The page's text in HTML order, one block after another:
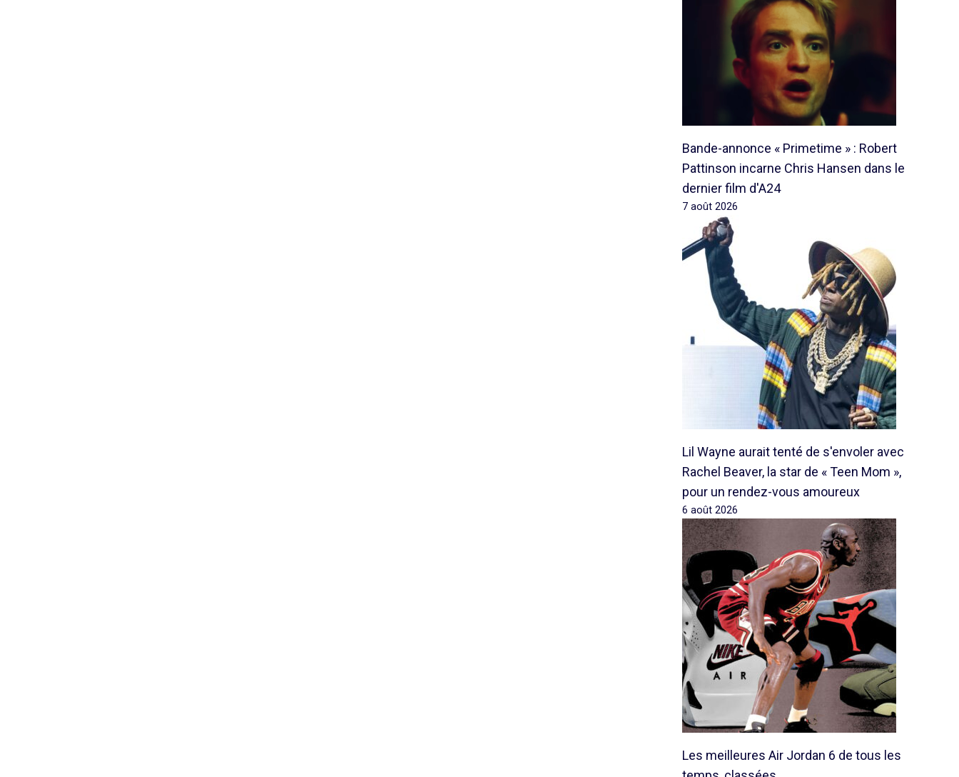
Bande-annonce « Primetime » : Robert
Pattinson incarne Chris Hansen dans le
dernier film d'A24
7 août 2026
Lil Wayne aurait tenté de s'envoler avec
Rachel Beaver, la star de « Teen Mom »,
pour un rendez-vous amoureux
6 août 2026
Les meilleures Air Jordan 6 de tous les